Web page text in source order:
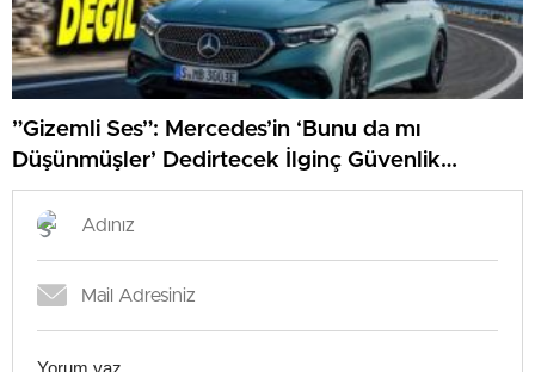
”Gizemli Ses”: Mercedes’in ‘Bunu da mı
Düşünmüşler’ Dedirtecek İlginç Güvenlik
Özelliği